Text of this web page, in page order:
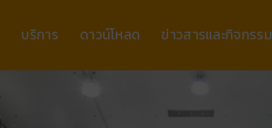
บริการ ดาวน์โหลด ข่าวสารและกิจกรรม